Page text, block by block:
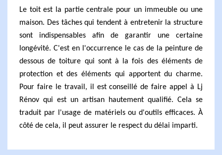
Le toit est la partie centrale pour un immeuble ou une
maison. Des tâches qui tendent à entretenir la structure
sont indispensables afin de garantir une certaine
longévité. C'est en l'occurrence le cas de la peinture de
dessous de toiture qui sont à la fois des éléments de
protection et des éléments qui apportent du charme.
Pour faire le travail, il est conseillé de faire appel à Lj
Rénov qui est un artisan hautement qualifié. Cela se
traduit par l'usage de matériels ou d'outils efficaces. À
côté de cela, il peut assurer le respect du délai imparti.